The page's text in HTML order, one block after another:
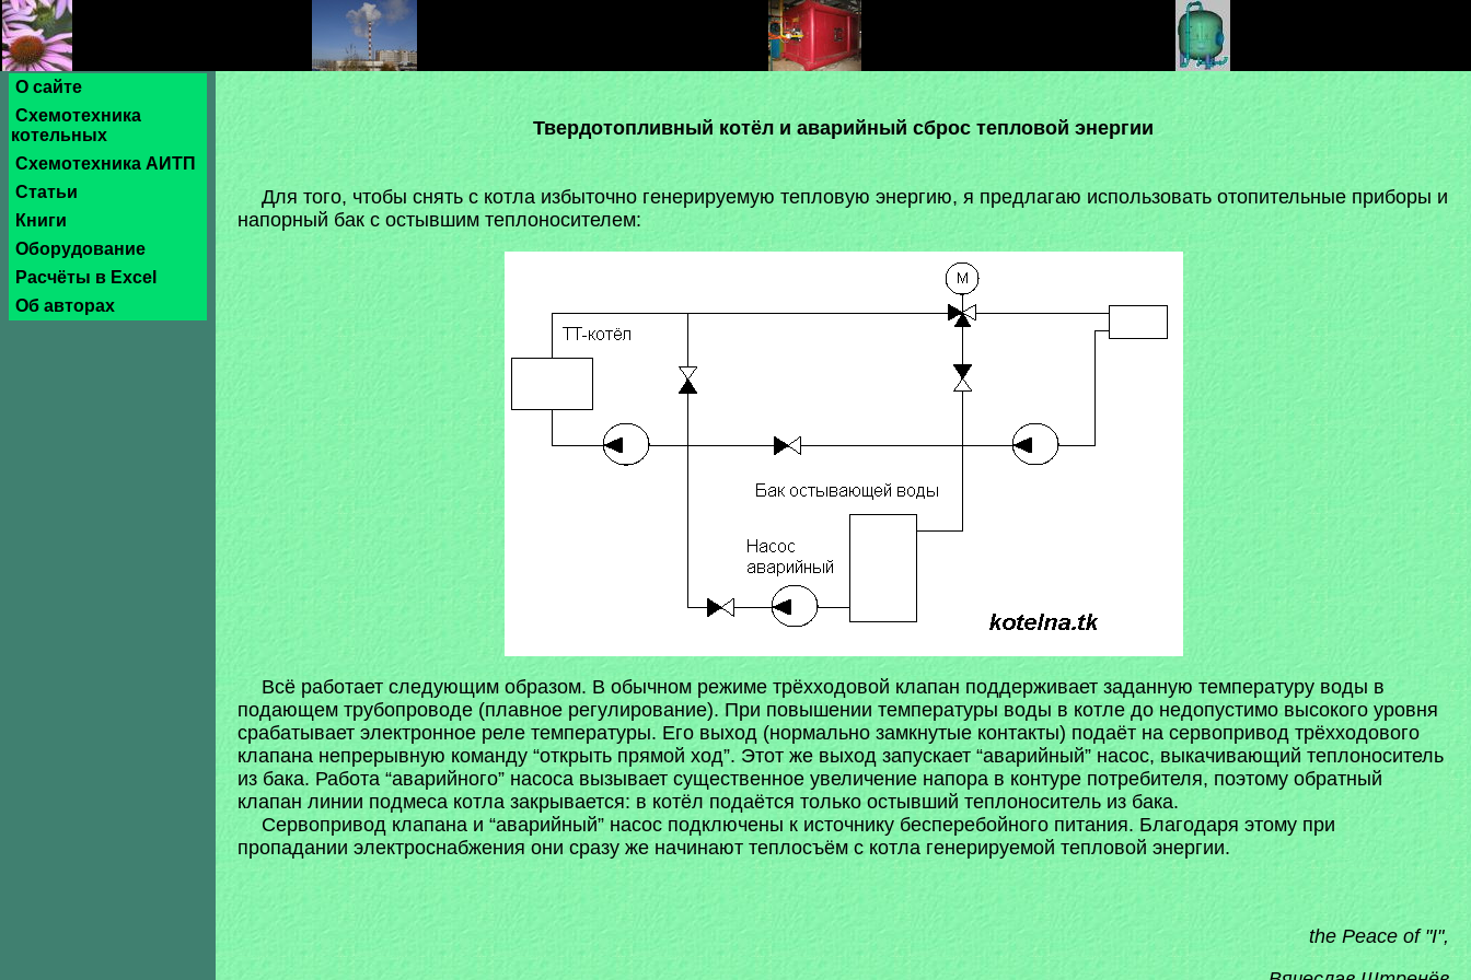
О сайте
Схемотехника
котельных
Схемотехника АИТП
Статьи
Книги
Оборудование
Расчёты в Excel
Об авторах
Твердотопливный котёл и аварийный сброс тепловой энергии
Для того, чтобы снять с котла избыточно генерируемую тепловую энергию, я предлагаю использовать отопительные приборы и
напорный бак с остывшим теплоносителем:
Всё работает следующим образом. В обычном режиме трёхходовой клапан поддерживает заданную температуру воды в
подающем трубопроводе (плавное регулирование). При повышении температуры воды в котле до недопустимо высокого уровня
срабатывает электронное реле температуры. Его выход (нормально замкнутые контакты) подаёт на сервопривод трёхходового
клапана непрерывную команду “открыть прямой ход”. Этот же выход запускает “аварийный” насос, выкачивающий теплоноситель
из бака. Работа “аварийного” насоса вызывает существенное увеличение напора в контуре потребителя, поэтому обратный
клапан линии подмеса котла закрывается: в котёл подаётся только остывший теплоноситель из бака.
Сервопривод клапана и “аварийный” насос подключены к источнику бесперебойного питания. Благодаря этому при
пропадании электроснабжения они сразу же начинают теплосъём с котла генерируемой тепловой энергии.
the Peace of "I",